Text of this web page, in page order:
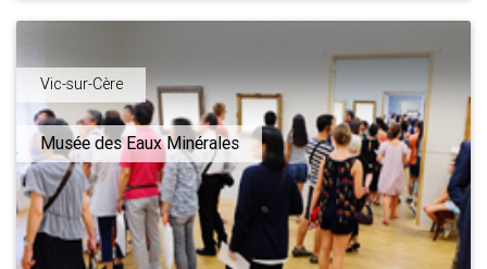
Vic-sur-Cère
Musée des Eaux Minérales